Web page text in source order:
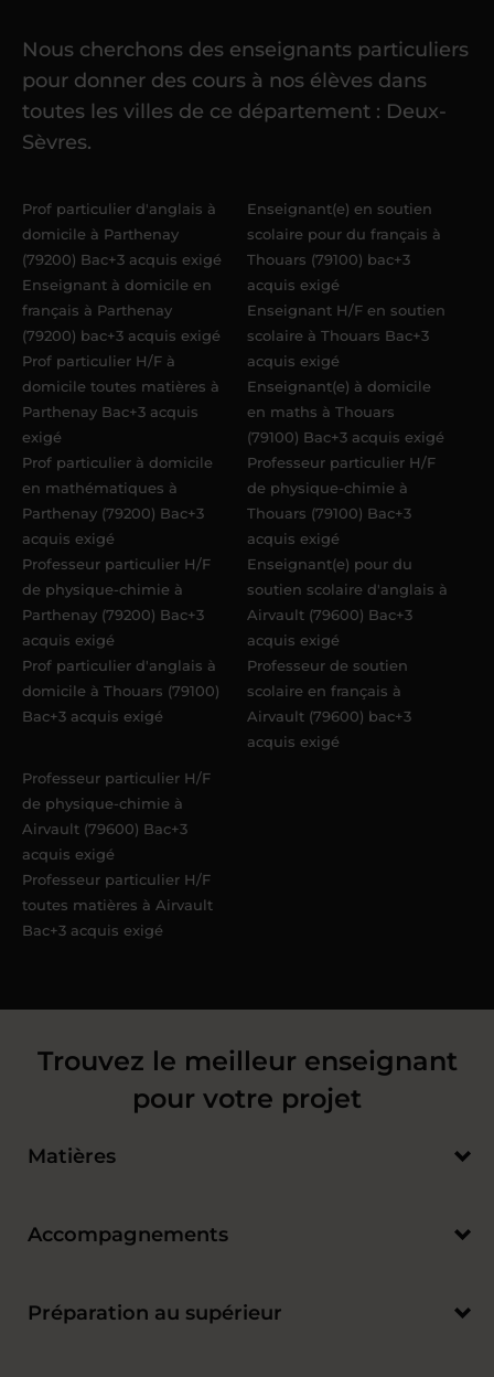
Une fois ma candidature validée,mon
référent me confie mes premiers
élèvesdans un délai de6 jours
maximum
Nous cherchons des enseignants particuliers
pour donner des cours à nos élèves dans
toutes les villes de ce département : Deux-
Sèvres.
Prof particulier d'anglais à
domicile à Parthenay
(79200) Bac+3 acquis exigé
Enseignant à domicile en
français à Parthenay
(79200) bac+3 acquis exigé
Prof particulier H/F à
domicile toutes matières à
Parthenay Bac+3 acquis
exigé
Prof particulier à domicile
en mathématiques à
Parthenay (79200) Bac+3
acquis exigé
Professeur particulier H/F
de physique-chimie à
Parthenay (79200) Bac+3
acquis exigé
Prof particulier d'anglais à
domicile à Thouars (79100)
Bac+3 acquis exigé
Enseignant(e) en soutien
scolaire pour du français à
Thouars (79100) bac+3
acquis exigé
Enseignant H/F en soutien
scolaire à Thouars Bac+3
acquis exigé
Enseignant(e) à domicile
en maths à Thouars
(79100) Bac+3 acquis exigé
Professeur particulier H/F
de physique-chimie à
Thouars (79100) Bac+3
acquis exigé
Enseignant(e) pour du
soutien scolaire d'anglais à
Airvault (79600) Bac+3
acquis exigé
Professeur de soutien
scolaire en français à
Airvault (79600) bac+3
acquis exigé
Professeur particulier H/F
de physique-chimie à
Airvault (79600) Bac+3
acquis exigé
Professeur particulier H/F
toutes matières à Airvault
Bac+3 acquis exigé
Trouvez le meilleur enseignant
pour votre projet
Matières
Accompagnements
Préparation au supérieur